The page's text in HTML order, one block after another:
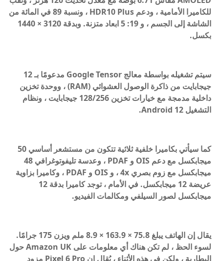
للكاميرا الأمامية ، ودعم HDR10 Plus ، ونسبة 89 في المائة من
الشاشة إلى الجسم ، و 19: 5 ابعاد متزنة. وبدقة 3120 × 1440
بكسل.
سيتم تشغيله بواسطة معالج Google Tensor مدعومًا بـ 12
جيجابايت من ذاكرة الوصول العشوائي (RAM) ، ووحدة تخزين
داخلية مدمجة مع خيارات تخزين 128/256 جيجابايت ، ونظام
التشغيل Android 12.
كما سيأتي بكاميرا خلفية ثلاثية تتكون من مستشعر أساسي 50
ميجابكسل مع دعم OIS و PDAF ، وعدسة تليفوتوغرافي 48
ميجابكسل مع زوم بصري 4x ، و OIS و PDAF ، وكاميرا بزاوية
عريضة 12 ميجابكسل. في الأمام ، توجد كاميرا بدقة 12
ميجابكسل لصور السيلفي ومكالمات الفيديو.
يقال إن الهاتف يبلغ 75.8 × 163.9 × 8.9 ملم ويزن 175 جرامًا.
لسوء الحظ ، لم تكن هناك أي معلومات على Amazon UK حول
البطارية ، ولكن في هذه الأثناء ، يُقال إن Pixel 6 Pro مزود